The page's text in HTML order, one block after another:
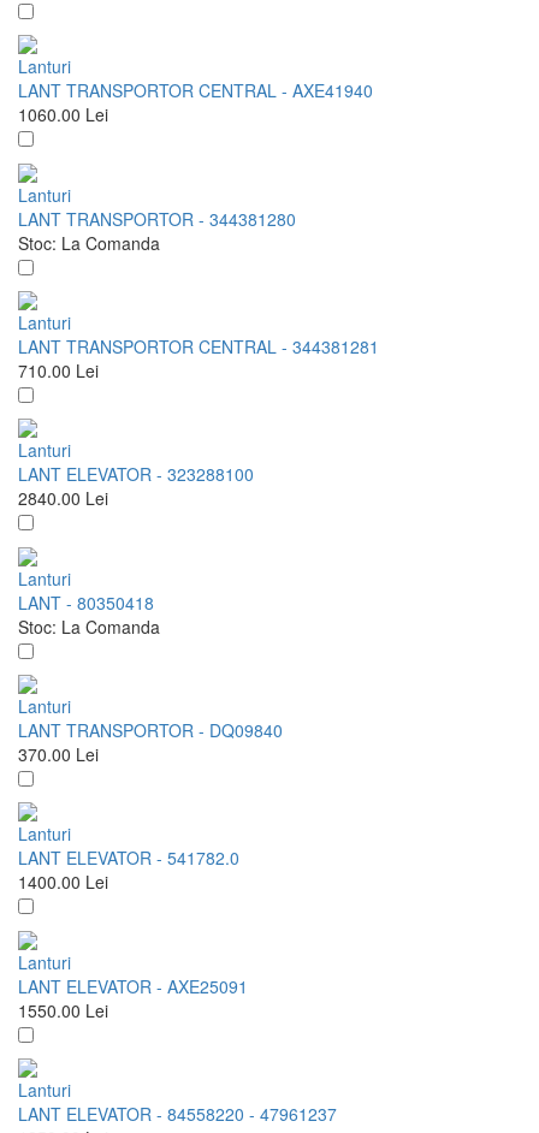
Lanturi
LANT TRANSPORTOR CENTRAL - AXE41940
1060.00 Lei
Lanturi
LANT TRANSPORTOR - 344381280
Stoc: La Comanda
Lanturi
LANT TRANSPORTOR CENTRAL - 344381281
710.00 Lei
Lanturi
LANT ELEVATOR - 323288100
2840.00 Lei
Lanturi
LANT - 80350418
Stoc: La Comanda
Lanturi
LANT TRANSPORTOR - DQ09840
370.00 Lei
Lanturi
LANT ELEVATOR - 541782.0
1400.00 Lei
Lanturi
LANT ELEVATOR - AXE25091
1550.00 Lei
Lanturi
LANT ELEVATOR - 84558220 - 47961237